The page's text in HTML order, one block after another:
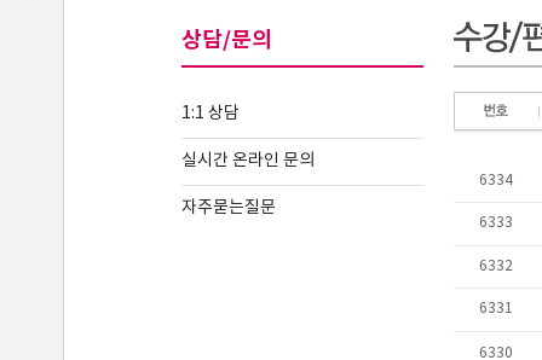
상담/문의
1:1 상담
실시간 온라인 문의
자주묻는질문